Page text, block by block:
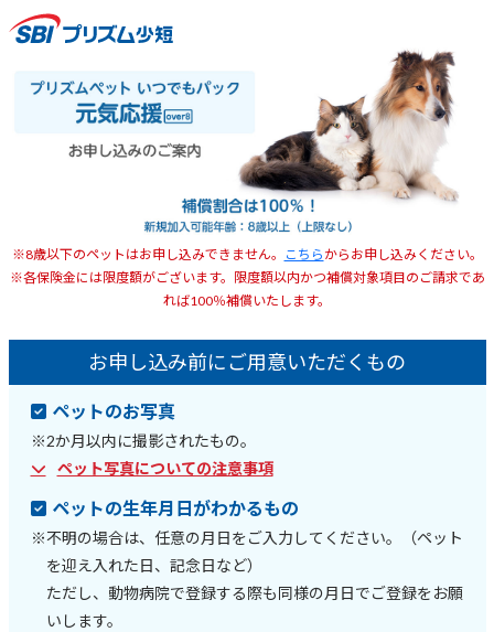
※8歳以下のペットはお申し込みできません。 こちら からお申し込みください。
※各保険金には限度額がございます。限度額以内かつ補償対象項目のご請求であ
れば100％補償いたします。
お申し込み前にご用意いただくもの
ペットのお写真
※2か月以内に撮影されたもの。
ペット写真についての注意事項
ペットの生年月日がわかるもの
※不明の場合は、任意の月日をご入力してください。（ペット
を迎え入れた日、記念日など）
ただし、動物病院で登録する際も同様の月日でご登録をお願
いします。